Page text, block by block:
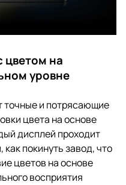
цветом на
уровне
точные и потрясающие
цвета на основе
дисплей проходит
покинуть завод, что
цветов на основе
восприятия